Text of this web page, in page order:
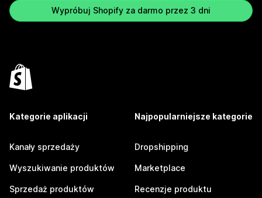
Wypróbuj Shopify za darmo przez 3 dni
Kategorie aplikacji
Kanały sprzedaży
Wyszukiwanie produktów
Sprzedaż produktów
Najpopularniejsze kategorie
Dropshipping
Marketplace
Recenzje produktu